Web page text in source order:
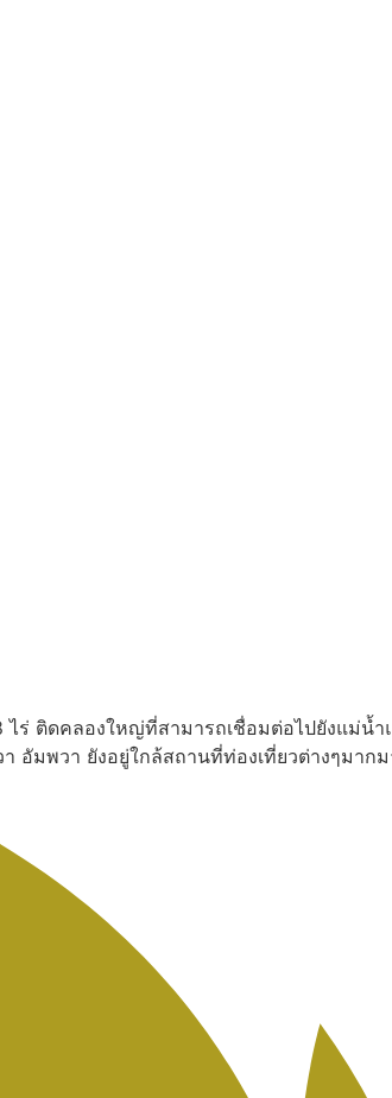
ติดคลองใหญ่ที่สามารถเชื่อมต่อไปยังแม่น้
มพวา ยังอยู่ใกล้สถานที่ท่องเที่ยวต่างๆมาก